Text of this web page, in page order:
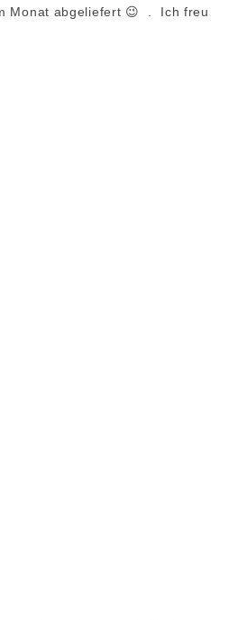
Monat abgeliefert 😉 . Ich freu